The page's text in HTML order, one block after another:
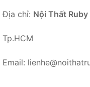
Địa chỉ: Nội Thất Ruby
Tp.HCM
Email: